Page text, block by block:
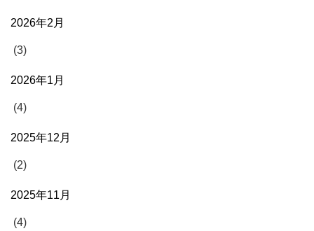
2026年2月
(3)
2026年1月
(4)
2025年12月
(2)
2025年11月
(4)